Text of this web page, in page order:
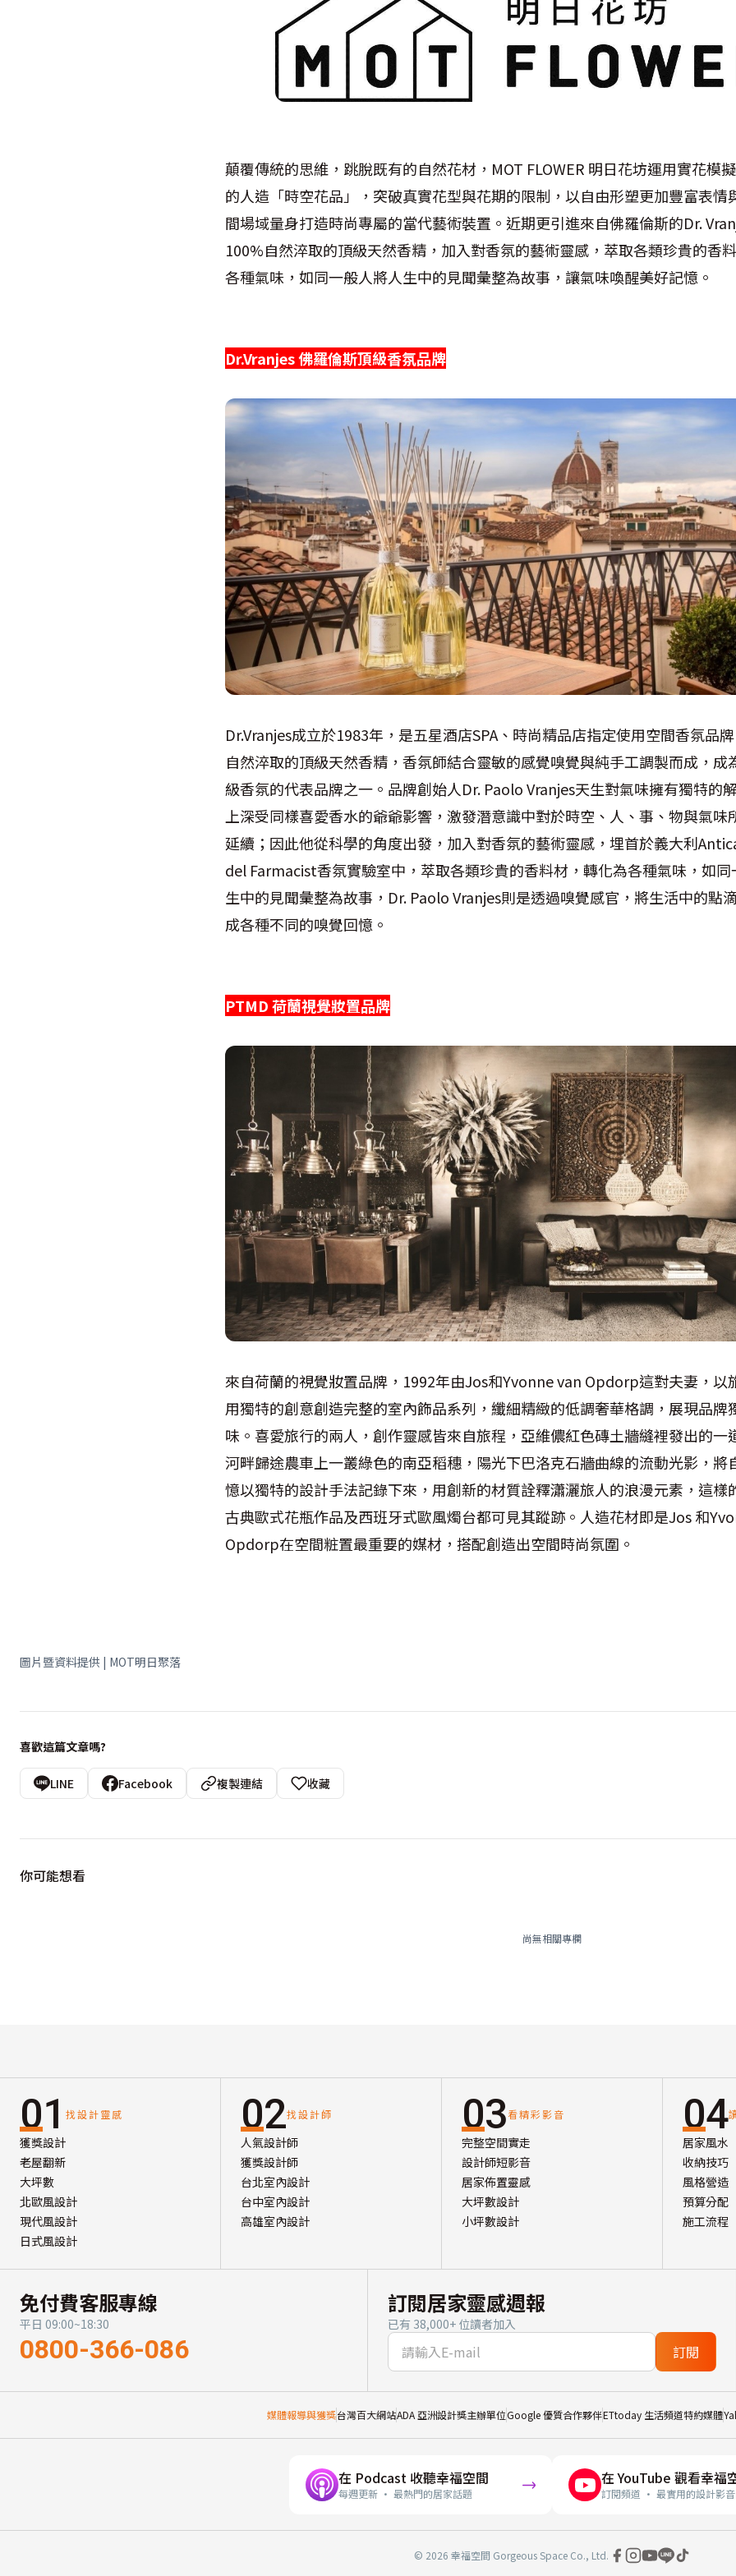
顛覆傳統的思維，跳脫既有的自然花材，MOT FLOWER 明日花坊運用實花模
的人造「時空花品」，突破真實花型與花期的限制，以自由形塑更加豐富表情
間場域量身打造時尚專屬的當代藝術裝置。近期更引進來自佛羅倫斯的Dr.
100%自然淬取的頂級天然香精，加入對香氛的藝術靈感，萃取各類珍貴的香
各種氣味，如同一般人將人生中的見聞彙整為故事，讓氣味喚醒美好記憶。
Dr.Vranjes 佛羅倫斯頂級香氛品牌
Dr.Vranjes成立於1983年，是五星酒店SPA、時尚精品店指定使用空間香氛品
自然淬取的頂級天然香精，香氛師結合靈敏的感覺嗅覺與純手工調製而成，成
級香氛的代表品牌之一。品牌創始人Dr. Paolo Vranjes天生對氣味擁有獨特的
上深受同樣喜愛香水的爺爺影響，激發潛意識中對於時空、人、事、物與氣味
延續；因此他從科學的角度出發，加入對香氛的藝術靈感，埋首於義大利
del Farmacist香氛實驗室中，萃取各類珍貴的香料材，轉化為各種氣味，如同
生中的見聞彙整為故事，Dr. Paolo Vranjes則是透過嗅覺感官，將生活中的點
成各種不同的嗅覺回憶。
PTMD 荷蘭視覺妝置品牌
來自荷蘭的視覺妝置品牌，1992年由Jos和Yvonne van Opdorp這對夫妻，以
用獨特的創意創造完整的室內飾品系列，纖細精緻的低調奢華格調，展現品牌
味。喜愛旅行的兩人，創作靈感皆來自旅程，亞維儂紅色磚土牆縫裡發出的一
河畔歸途農車上一叢綠色的南亞稻穗，陽光下巴洛克石牆曲線的流動光影，將
憶以獨特的設計手法記錄下來，用創新的材質詮釋瀟灑旅人的浪漫元素，這樣
古典歐式花瓶作品及西班牙式歐風燭台都可見其蹤跡。人造花材即是Jos 和
Opdorp在空間粧置最重要的媒材，搭配創造出空間時尚氛圍。
圖片暨資料提供 | MOT明日聚落
喜歡這篇文章嗎?
LINE Facebook 複製連結 收藏
你可能想看
尚無相關專欄
01 找設計靈感
獲獎設計
老屋翻新
大坪數
北歐風設計
現代風設計
日式風設計
02找設計師
人氣設計師
獲獎設計師
台北室內設計
台中室內設計
高雄室內設計
03看精彩影音
完整空間實走
設計師短影音
居家佈置靈感
大坪數設計
小坪數設計
04
居家風水
收納技巧
風格營造
預算分配
施工流程
免付費客服專線
平日 09:00~18:30
0800-366-086
訂閱居家靈感週報
已有 38,000+ 位讀者加入
訂閱
媒體報導與獲獎台灣百大網站ADA 亞洲設計獎主辦單位Google 優質合作夥伴ETtoday 生活頻道特約媒體
在 Podcast 收聽幸福空間
每週更新 · 最熱門的居家話題
在 YouTube 觀看幸福
訂閱頻道 · 最實用的設計影音
© 2026 幸福空間 Gorgeous Space Co., Ltd.